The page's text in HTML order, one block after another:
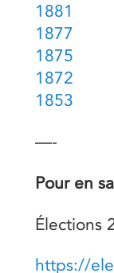
1881
1877
1875
1872
1853
—-
Pour en
Élections
https://